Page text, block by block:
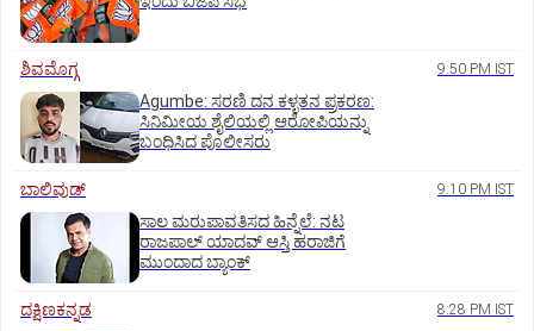
ಶಿವಮೊಗ್ಗ 9:50 PM IST
Agumbe: ಸರಣಿ ದನ ಕಳ್ಳತನ ಪ್ರಕರಣ:
ಸಿನಿಮೀಯ ಶೈಲಿಯಲ್ಲಿ ಆರೋಪಿಯನ್ನು
ಬಂಧಿಸಿದ ಪೊಲೀಸರು
ಬಾಲಿವುಡ್‌ 9:10 PM IST
ಸಾಲ ಮರುಪಾವತಿಸದ ಹಿನ್ನೆಲೆ: ನಟ
ರಾಜಪಾಲ್ ಯಾದವ್‌ ಆಸ್ತಿ ಹರಾಜಿಗೆ
ಮುಂದಾದ ಬ್ಯಾಂಕ್
ದಕ್ಷಿಣಕನ್ನಡ 8:28 PM IST